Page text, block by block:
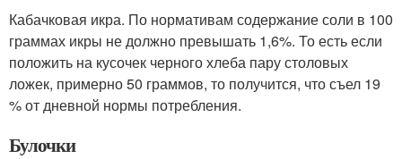
Кабачковая икра. По нормативам содержание соли в 100
граммах икры не должно превышать 1,6%. То есть если
положить на кусочек черного хлеба пару столовых
ложек, примерно 50 граммов, то получится, что съел 19
% от дневной нормы потребления.
Булочки